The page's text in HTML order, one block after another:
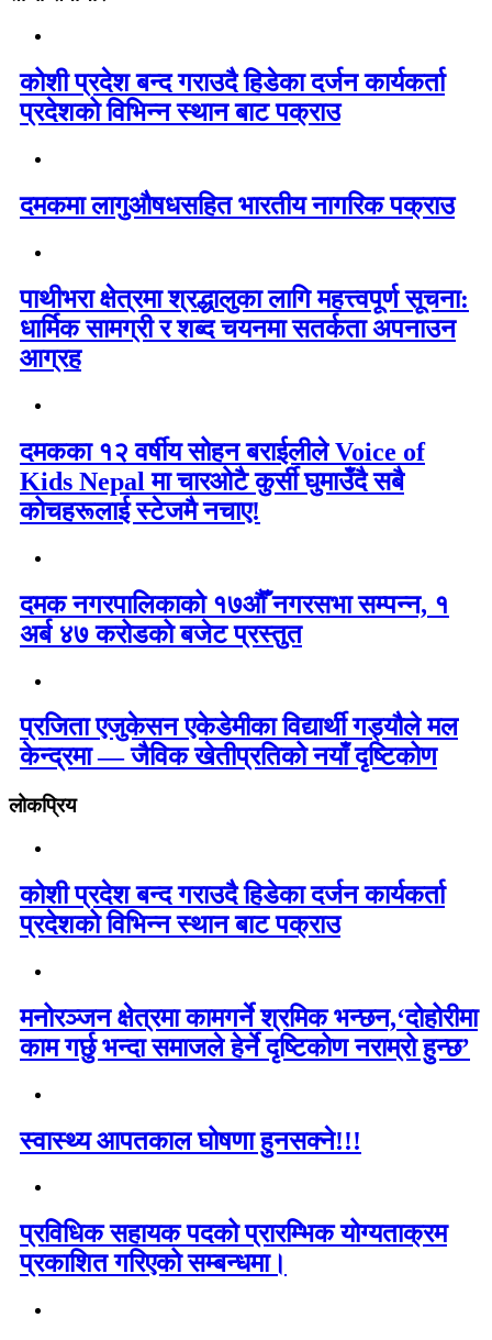
कोशी प्रदेश बन्द गराउदै हिडेका दर्जन कार्यकर्ता
प्रदेशको विभिन्न स्थान बाट पक्राउ
दमकमा लागुऔषधसहित भारतीय नागरिक पक्राउ
पाथीभरा क्षेत्रमा श्रद्धालुका लागि महत्त्वपूर्ण सूचना:
धार्मिक सामग्री र शब्द चयनमा सतर्कता अपनाउन
आग्रह
दमकका १२ वर्षीय सोहन बराईलीले Voice of
Kids Nepal मा चारओटै कुर्सी घुमाउँदै सबै
कोचहरूलाई स्टेजमै नचाए!
दमक नगरपालिकाको १७औँ नगरसभा सम्पन्न, १
अर्ब ४७ करोडको बजेट प्रस्तुत
प्रजिता एजुकेसन एकेडेमीका विद्यार्थी गड्यौले मल
केन्द्रमा — जैविक खेतीप्रतिको नयाँ दृष्टिकोण
लोकप्रिय
कोशी प्रदेश बन्द गराउदै हिडेका दर्जन कार्यकर्ता
प्रदेशको विभिन्न स्थान बाट पक्राउ
मनोरञ्जन क्षेत्रमा कामगर्ने श्रमिक भन्छन,‘दोहोरीमा
काम गर्छु भन्दा समाजले हेर्ने दृष्टिकोण नराम्रो हुन्छ’
स्वास्थ्य आपतकाल घोषणा हुनसक्ने!!!
प्रविधिक सहायक पदको प्रारम्भिक योग्यताक्रम
प्रकाशित गरिएको सम्बन्धमा।